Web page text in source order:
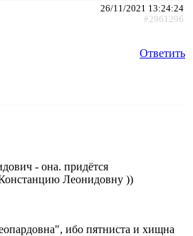
26/11/2021 13:24:24
#2961296
Ответить
- она. придётся
Леонидовну ))
ибо пятниста и хищна